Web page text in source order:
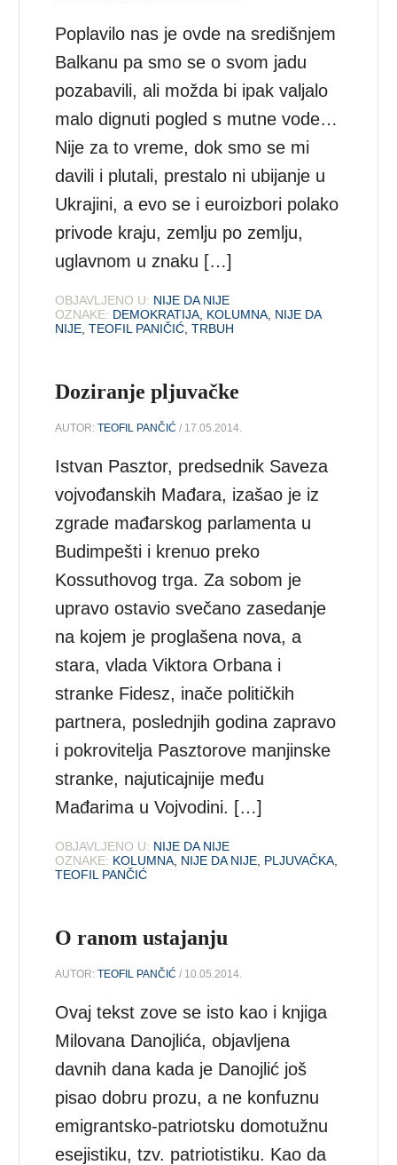
Poplavilo nas je ovde na središnjem
Balkanu pa smo se o svom jadu
pozabavili, ali možda bi ipak valjalo
malo dignuti pogled s mutne vode…
Nije za to vreme, dok smo se mi
davili i plutali, prestalo ni ubijanje u
Ukrajini, a evo se i euroizbori polako
privode kraju, zemlju po zemlju,
uglavnom u znaku […]
OBJAVLJENO U: NIJE DA NIJE
OZNAKE: DEMOKRATIJA KOLUMNA NIJE DA
NIJE ,TEOFIL PANIČIĆ ,TRBUH
Doziranje pljuvačke
AUTOR:TEOFIL PANČIĆ / 17.05.2014.
Istvan Pasztor, predsednik Saveza
vojvođanskih Mađara, izašao je iz
zgrade mađarskog parlamenta u
Budimpešti i krenuo preko
Kossuthovog trga. Za sobom je
upravo ostavio svečano zasedanje
na kojem je proglašena nova, a
stara, vlada Viktora Orbana i
stranke Fidesz, inače političkih
partnera, poslednjih godina zapravo
i pokrovitelja Pasztorove manjinske
stranke, najuticajnije među
Mađarima u Vojvodini. […]
OBJAVLJENO U: NIJE DA NIJE
OZNAKE: KOLUMNA NIJE DA NIJE PLJUVAČKA
TEOFIL PANČIĆ
O ranom ustajanju
AUTOR:TEOFIL PANČIĆ / 10.05.2014.
Ovaj tekst zove se isto kao i knjiga
Milovana Danojlića, objavljena
davnih dana kada je Danojlić još
pisao dobru prozu, a ne konfuznu
emigrantsko-patriotsku domotužnu
esejistiku, tzv. patriotistiku. Kao da